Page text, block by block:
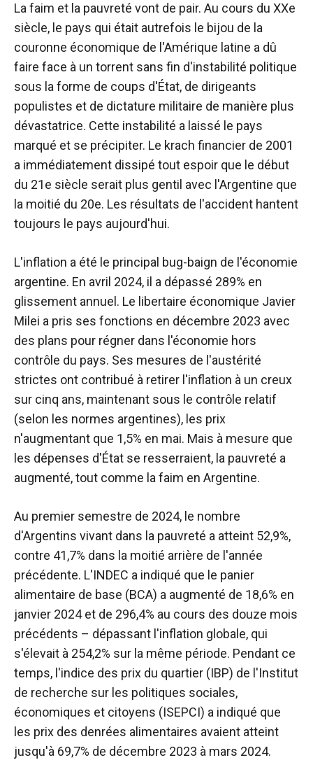
La faim et la pauvreté vont de pair. Au cours du XXe
siècle, le pays qui était autrefois le bijou de la
couronne économique de l'Amérique latine a dû
faire face à un torrent sans fin d'instabilité politique
sous la forme de coups d'État, de dirigeants
populistes et de dictature militaire de manière plus
dévastatrice. Cette instabilité a laissé le pays
marqué et se précipiter. Le krach financier de 2001
a immédiatement dissipé tout espoir que le début
du 21e siècle serait plus gentil avec l'Argentine que
la moitié du 20e. Les résultats de l'accident hantent
toujours le pays aujourd'hui.
L'inflation a été le principal bug-baign de l'économie
argentine. En avril 2024, il a dépassé 289% en
glissement annuel. Le libertaire économique Javier
Milei a pris ses fonctions en décembre 2023 avec
des plans pour régner dans l'économie hors
contrôle du pays. Ses mesures de l'austérité
strictes ont contribué à retirer l'inflation à un creux
sur cinq ans, maintenant sous le contrôle relatif
(selon les normes argentines), les prix
n'augmentant que 1,5% en mai. Mais à mesure que
les dépenses d'État se resserraient, la pauvreté a
augmenté, tout comme la faim en Argentine.
Au premier semestre de 2024, le nombre
d'Argentins vivant dans la pauvreté a atteint 52,9%,
contre 41,7% dans la moitié arrière de l'année
précédente. L'INDEC a indiqué que le panier
alimentaire de base (BCA) a augmenté de 18,6% en
janvier 2024 et de 296,4% au cours des douze mois
précédents – dépassant l'inflation globale, qui
s'élevait à 254,2% sur la même période. Pendant ce
temps, l'indice des prix du quartier (IBP) de l'Institut
de recherche sur les politiques sociales,
économiques et citoyens (ISEPCI) a indiqué que
les prix des denrées alimentaires avaient atteint
jusqu'à 69,7% de décembre 2023 à mars 2024.